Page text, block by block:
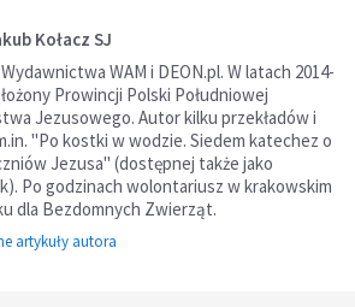
Kołacz SJ
WAM i DEON.pl. W latach 2014-
Prowincji Polski Południowej
Jezusowego. Autor kilku przekładów i
"Po kostki w wodzie. Siedem katechez o
Jezusa" (dostępnej także jako
Po godzinach wolontariusz w krakowskim
dla Bezdomnych Zwierząt.
artykuły autora